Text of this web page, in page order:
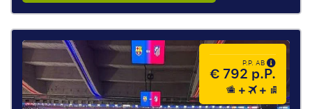
P.P. AB
€ 792 p.P.